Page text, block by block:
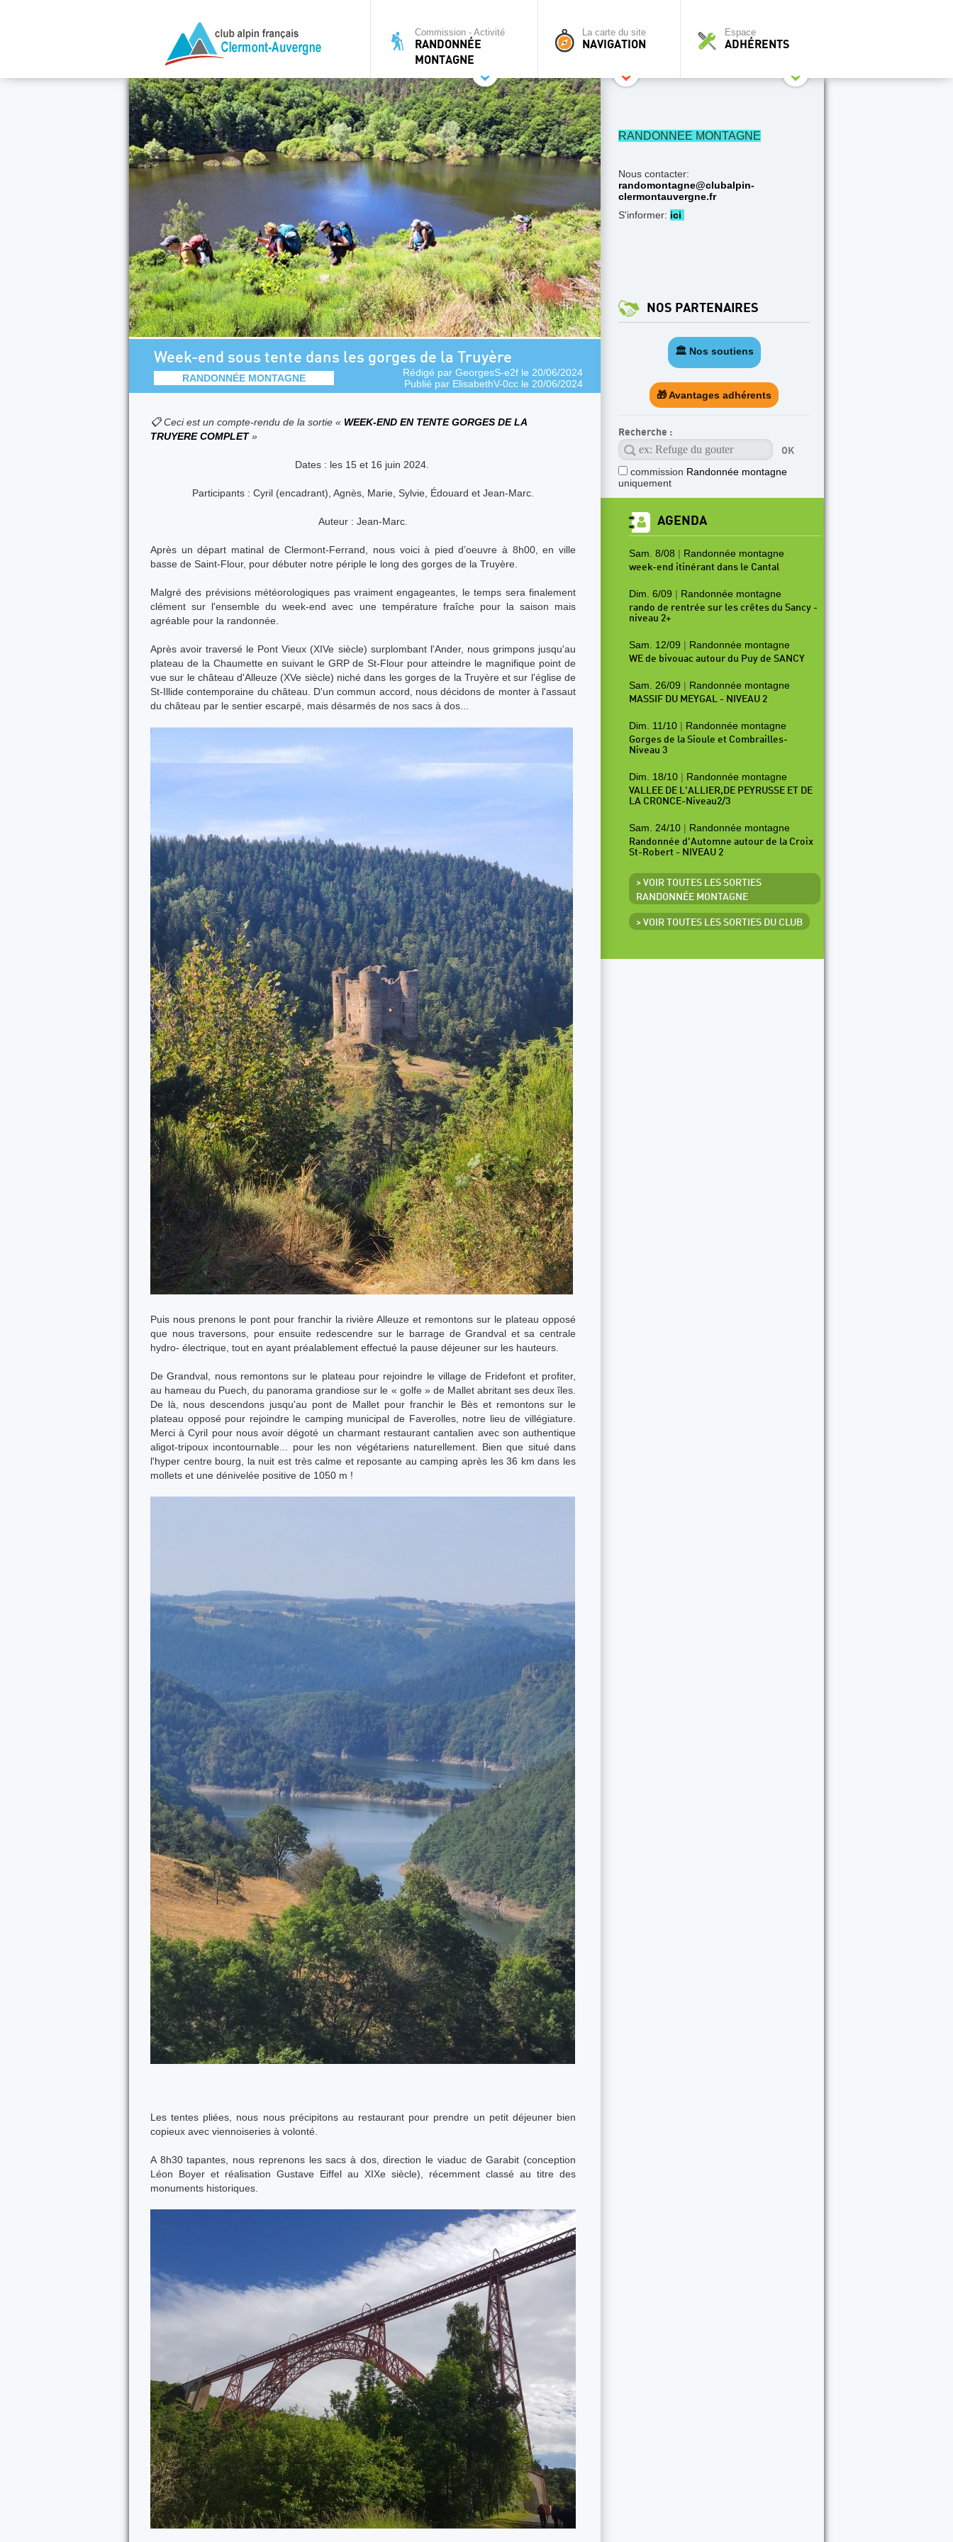
Commission - Activité
RANDONNÉE
MONTAGNE
La carte du site
NAVIGATION
Espace
ADHÉRENTS
Week-end sous tente dans les gorges de la Truyère
RANDONNÉE MONTAGNE Rédigé par GeorgesS-e2f le 20/06/2024
Publié par ElisabethV-0cc le 20/06/2024
📋 Ceci est un compte-rendu de la sortie « WEEK-END EN TENTE GORGES DE LA
TRUYERE COMPLET»
Dates : les 15 et 16 juin 2024.
Participants : Cyril (encadrant), Agnès, Marie, Sylvie, Édouard et Jean-Marc.
Auteur : Jean-Marc.
Après un départ matinal de Clermont-Ferrand, nous voici à pied d’oeuvre à 8h00, en ville
basse de Saint-Flour, pour débuter notre périple le long des gorges de la Truyère.
Malgré des prévisions météorologiques pas vraiment engageantes, le temps sera finalement
clément sur l'ensemble du week-end avec une température fraîche pour la saison mais
agréable pour la randonnée.
Après avoir traversé le Pont Vieux (XIVe siècle) surplombant l'Ander, nous grimpons jusqu'au
plateau de la Chaumette en suivant le GRP de St-Flour pour atteindre le magnifique point de
vue sur le château d'Alleuze (XVe siècle) niché dans les gorges de la Truyère et sur l'église de
St-Illide contemporaine du château. D'un commun accord, nous décidons de monter à l'assaut
du château par le sentier escarpé, mais désarmés de nos sacs à dos...
Puis nous prenons le pont pour franchir la rivière Alleuze et remontons sur le plateau opposé
que nous traversons, pour ensuite redescendre sur le barrage de Grandval et sa centrale
hydro- électrique, tout en ayant préalablement effectué la pause déjeuner sur les hauteurs.
De Grandval, nous remontons sur le plateau pour rejoindre le village de Fridefont et profiter,
au hameau du Puech, du panorama grandiose sur le « golfe » de Mallet abritant ses deux îles.
De là, nous descendons jusqu'au pont de Mallet pour franchir le Bès et remontons sur le
plateau opposé pour rejoindre le camping municipal de Faverolles, notre lieu de villégiature.
Merci à Cyril pour nous avoir dégoté un charmant restaurant cantalien avec son authentique
aligot-tripoux incontournable... pour les non végétariens naturellement. Bien que situé dans
l'hyper centre bourg, la nuit est très calme et reposante au camping après les 36 km dans les
mollets et une dénivelée positive de 1050 m !
Les tentes pliées, nous nous précipitons au restaurant pour prendre un petit déjeuner bien
copieux avec viennoiseries à volonté.
A 8h30 tapantes, nous reprenons les sacs à dos, direction le viaduc de Garabit (conception
Léon Boyer et réalisation Gustave Eiffel au XIXe siècle), récemment classé au titre des
monuments historiques.
RANDONNEE MONTAGNE
Nous contacter:
randomontagne@clubalpin-
clermontauvergne.fr
S'informer: ici
NOS PARTENAIRES
🏛️ Nos soutiens
🎁 Avantages adhérents
Recherche :
commission Randonnée montagne
uniquement
AGENDA
Sam. 8/08 | Randonnée montagne
week-end itinérant dans le Cantal
Dim. 6/09 | Randonnée montagne
rando de rentrée sur les crêtes du Sancy -
niveau 2+
Sam. 12/09 | Randonnée montagne
WE de bivouac autour du Puy de SANCY
Sam. 26/09 | Randonnée montagne
MASSIF DU MEYGAL - NIVEAU 2
Dim. 11/10 | Randonnée montagne
Gorges de la Sioule et Combrailles-
Niveau 3
Dim. 18/10 | Randonnée montagne
VALLEE DE L'ALLIER,DE PEYRUSSE ET DE
LA CRONCE-Niveau2/3
Sam. 24/10 | Randonnée montagne
Randonnée d'Automne autour de la Croix
St-Robert - NIVEAU 2
> VOIR TOUTES LES SORTIES
RANDONNÉE MONTAGNE
> VOIR TOUTES LES SORTIES DU CLUB